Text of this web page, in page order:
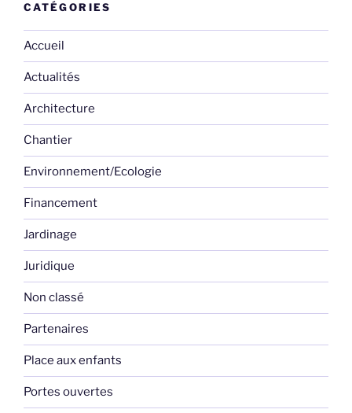
CATÉGORIES
Accueil
Actualités
Architecture
Chantier
Environnement/Ecologie
Financement
Jardinage
Juridique
Non classé
Partenaires
Place aux enfants
Portes ouvertes